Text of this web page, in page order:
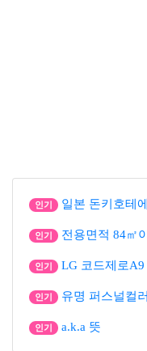
인기 일본 돈키호테
인기 전용면적 84㎡
인기 LG 코드제로
인기 유명 퍼스널컬
인기 a.k.a 뜻